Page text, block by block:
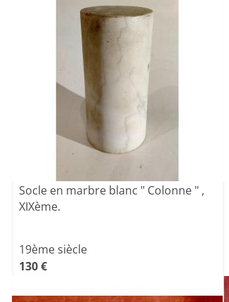
Socle en marbre blanc " Colonne " ,
XIXème.
19ème siècle
130 €